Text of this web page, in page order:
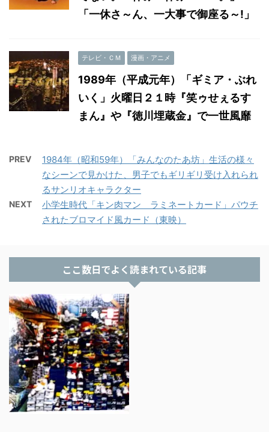
「一休さ～ん、一大事で御座る～!」
テレビ・ＣＭ 漫画・アニメ
1989年（平成元年）「ギミア・ぶれ
いく」火曜日２１時『笑ゥせぇるす
まん』や『徳川埋蔵金』で一世風靡
PREV
1984年（昭和59年）「みんなのたあ坊」生活の様々
なシーンで見かけた、男子でもギリギリ受け入れられ
るサンリオキャラクター
NEXT
小学生時代「キン肉マン ラミネートカード」パウチ
されたブロマイド風カード（東映）
ここ数日でよく読まれている記事